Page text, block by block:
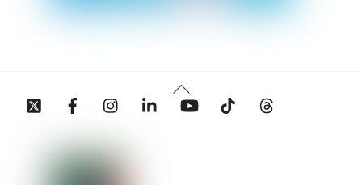
Back
To
Twitter Facebook InstagramLinkedin YouTube Tiktok